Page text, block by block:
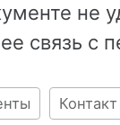
не
связь с
Контакт